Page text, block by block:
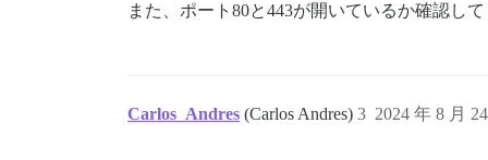
また、ポート80と443が開いているか確認し
Carlos_Andres (Carlos Andres) 2024 年 8 月
3